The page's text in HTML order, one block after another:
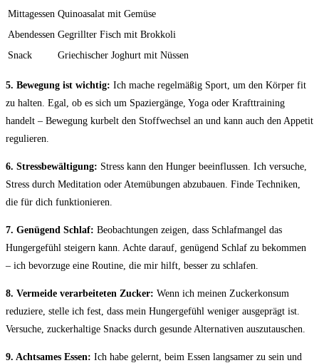
Mittagessen Quinoasalat ‍mit Gemüse
Abendessen Gegrillter Fisch mit Brokkoli
Snack
Griechischer Joghurt mit Nüssen
5. Bewegung ist wichtig: Ich mache regelmäßig Sport, um‍ den Körper fit‍
zu halten. Egal,‌ ob es sich‌ um Spaziergänge, Yoga oder Krafttraining
handelt ⁣– Bewegung kurbelt den Stoffwechsel an und kann ⁣auch den Appetit⁢
regulieren.
6. Stressbewältigung: Stress kann den Hunger beeinflussen. Ich⁢ versuche,
Stress ⁢durch ⁣Meditation oder Atemübungen abzubauen.​ Finde‌ Techniken,
die für dich funktionieren.
7. Genügend Schlaf: Beobachtungen zeigen, dass Schlafmangel das
Hungergefühl steigern kann. Achte darauf, genügend Schlaf zu bekommen
– ich bevorzuge eine Routine,⁣ die mir hilft, besser zu schlafen.
8. Vermeide verarbeiteten⁢ Zucker: Wenn ‌ich‌ meinen Zuckerkonsum ​
reduziere, ‌stelle ich fest, dass mein ⁤Hungergefühl weniger ausgeprägt ist.​
Versuche, zuckerhaltige Snacks durch gesunde Alternativen auszutauschen.
9.‌ Achtsames Essen: Ich ⁣habe gelernt, ​beim⁣ Essen langsamer zu sein und